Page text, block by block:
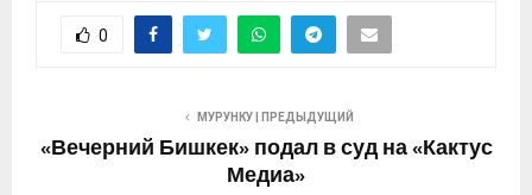
0
МУРУНКУ | ПРЕДЫДУЩИЙ
«Вечерний Бишкек» подал в суд на «Кактус
Медиа»